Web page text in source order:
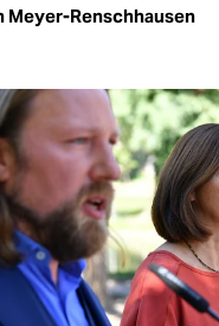
Meyer-Renschhausen